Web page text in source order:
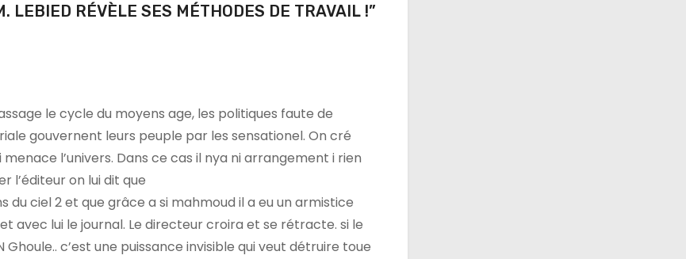
LEBIED RÉVÈLE SES MÉTHODES DE TRAVAIL !”
le cycle du moyens age, les politiques faute de
gouvernent leurs peuple par les sensationel. On cré
l’univers. Dans ce cas il nya ni arrangement i rien
l’éditeur on lui dit que
du ciel 2 et que grâce a si mahmoud il a eu un armistice
avec lui le journal. Le directeur croira et se rétracte. si le
c’est une puissance invisible qui veut détruire toue